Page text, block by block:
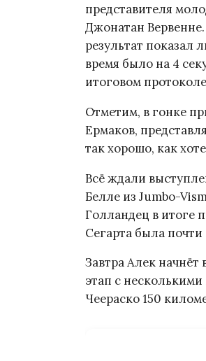
представителя
Джонатан
результат показал
время было на 4
итоговом
Отметим, в гонке
Ермаков,
так хорошо, как
Всё ждали
Белле из Jumbo-
Голландец в итоге
Сегарта была почти
Завтра Алек начнёт
этап с
Чеераско 150